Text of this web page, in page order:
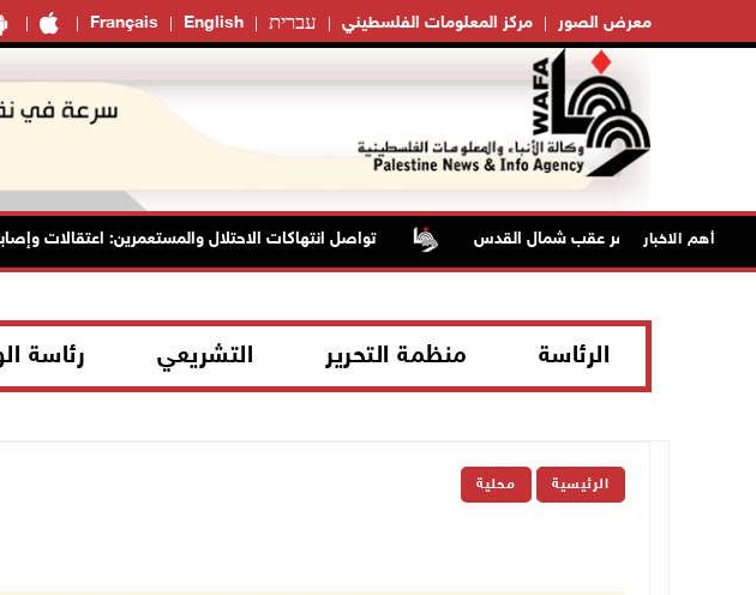
Français English עברית مركز المعلومات الفلسطيني معرض الصور
أهم الاخبار تواصل انتهاكات الاحتلال والمستعمرين: اعتقالات
الرئاسة منظمة التحرير التشريعي رئاسة
الرئيسية محلية